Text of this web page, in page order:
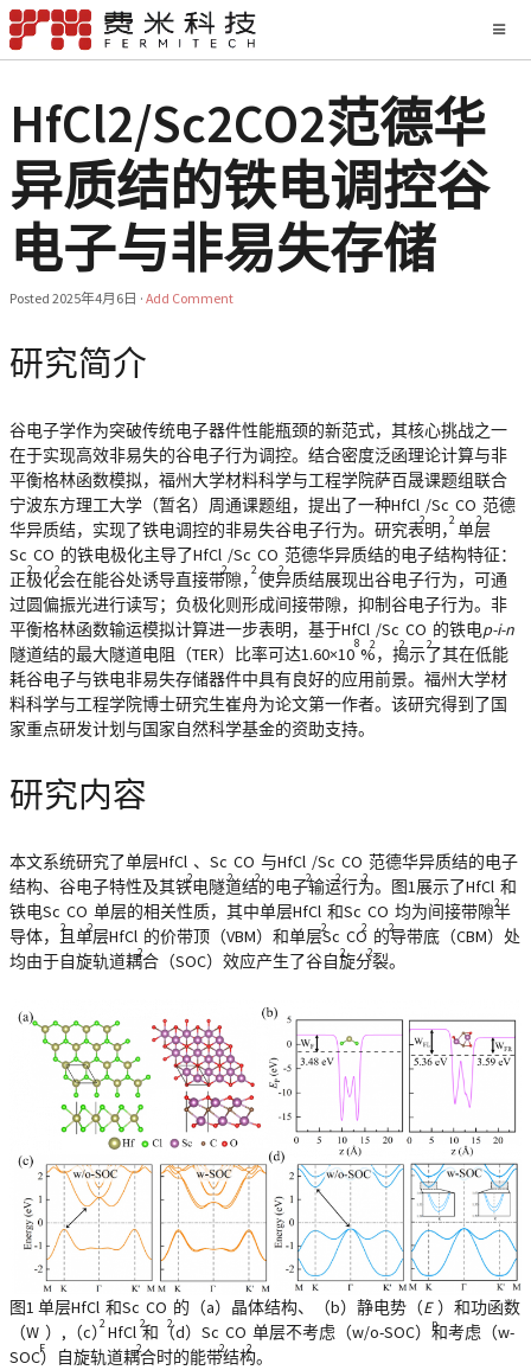
HfCl2/Sc2CO2范德华
异质结的铁电调控谷
电子与非易失存储
Posted 2025年4月6日 · Add Comment
研究简介
谷电子学作为突破传统电子器件性能瓶颈的新范式，其核心挑战之一
在于实现高效非易失的谷电子行为调控。结合密度泛函理论计算与非
平衡格林函数模拟，福州大学材料科学与工程学院萨百晟课题组联合
宁波东方理工大学（暂名）周通课题组，提出了一种HfCl
2
/Sc
2
CO
2
范德
华异质结，实现了铁电调控的非易失谷电子行为。研究表明，单层
Sc
2
CO
2
的铁电极化主导了HfCl
2
/Sc
2
CO
2
范德华异质结的电子结构特征：
正极化会在能谷处诱导直接带隙，使异质结展现出谷电子行为，可通
过圆偏振光进行读写；负极化则形成间接带隙，抑制谷电子行为。非
平衡格林函数输运模拟计算进一步表明，基于HfCl
2
/Sc
2
CO
2
的铁电p-i-n
隧道结的最大隧道电阻（TER）比率可达1.60×10
8
%，揭示了其在低能
耗谷电子与铁电非易失存储器件中具有良好的应用前景。福州大学材
料科学与工程学院博士研究生崔舟为论文第一作者。该研究得到了国
家重点研发计划与国家自然科学基金的资助支持。
研究内容
本文系统研究了单层HfCl
2
、Sc
2
CO
2
与HfCl
2
/Sc
2
CO
2
范德华异质结的电子
结构、谷电子特性及其铁电隧道结的电子输运行为。图1展示了HfCl
2
和
铁电Sc
2
CO
2
单层的相关性质，其中单层HfCl
2
和Sc
2
CO
2
均为间接带隙半
导体，且单层HfCl
2
的价带顶（VBM）和单层Sc
2
CO
2
的导带底（CBM）处
均由于自旋轨道耦合（SOC）效应产生了谷自旋分裂。
图1 单层HfCl
2
和Sc
2
CO
2
的（a）晶体结构、（b）静电势（E
p
）和功函数
（W
F
）,（c）HfCl
2
和（d）Sc
2
CO
2
单层不考虑（w/o-SOC）和考虑（w-
SOC）自旋轨道耦合时的能带结构。